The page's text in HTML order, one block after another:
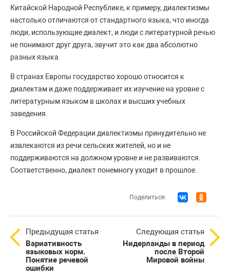
Китайской Народной Республике, к примеру, диалектизмы
настолько отличаются от стандартного языка, что иногда
люди, использующие диалект, и люди с литературной речью
не понимают друг друга, звучит это как два абсолютно
разных языка.
В странах Европы государство хорошо относится к
диалектам и даже поддерживает их изучение на уровне с
литературным языком в школах и высших учебных
заведения.
В Российской Федерации диалектизмы принудительно не
извлекаются из речи сельских жителей, но и не
поддерживаются на должном уровне и не развиваются.
Соответственно, диалект понемногу уходит в прошлое.
Поделиться:
Предыдущая статья
Вариативность
языковых норм.
Понятие речевой
ошибки
Следующая статья
Нидерланды в период
после Второй
Мировой войны